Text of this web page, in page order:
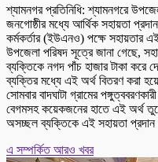
শ্যামনগর প্রতিনিধি: শ্যামনগরে
জনগোষ্ঠীর মধ্যে আর্থিক সহায়তা
কর্মকর্তার (ইউএনও) পক্ষে সহায়তার
উপজেলা পরিষদ সূত্রে জানা গেছে,
ব্যক্তিকে নগদ পাঁচ হাজার টাকা
ব্যক্তির মধ্যে এই অর্থ বিতরণ করা
সোমবার বাদঘাটা গ্রামের
বেগমসহ কয়েকজনের হাতে এই অর্থ
অসচ্ছল ব্যক্তিকে এই সহায়তা প্রদান
এ সম্পর্কিত আরও খবর